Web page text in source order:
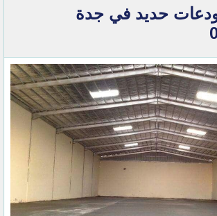
حديد في جدة